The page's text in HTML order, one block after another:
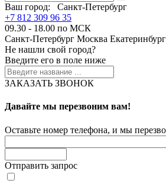
Ваш город:
Санкт-Петербург
+7 812 309 96 35
09.30 - 18.00 по МСК
Санкт-Петербург Москва Екатеринбург
Не нашли свой город?
Введите его в поле ниже
ЗАКАЗАТЬ ЗВОНОК
Давайте мы перезвоним вам!
Оставьте номер телефона, и мы
Отправить запрос